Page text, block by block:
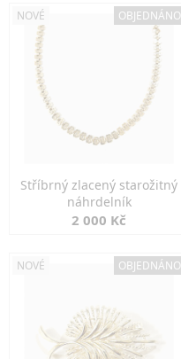
NOVÉ OBJEDNÁNO
Stříbrný zlacený starožitný
náhrdelník
2 000 Kč
NOVÉ OBJEDNÁNO